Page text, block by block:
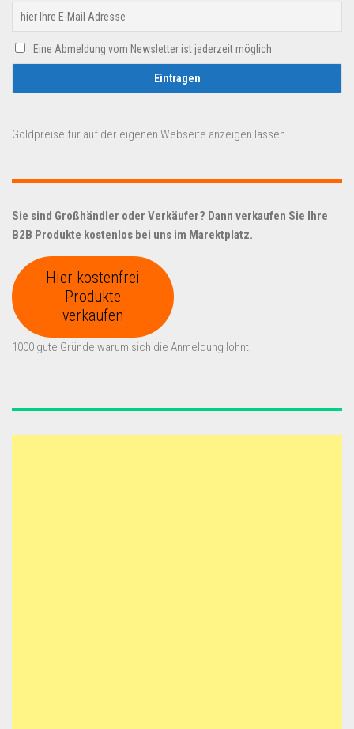
Eine Abmeldung vom Newsletter ist jederzeit möglich.
Goldpreise für auf der eigenen Webseite anzeigen lassen.
Sie sind Großhändler oder Verkäufer? Dann verkaufen Sie Ihre
B2B Produkte kostenlos bei uns im Marektplatz.
Hier kostenfrei
Produkte
verkaufen
1000 gute Gründe warum sich die Anmeldung lohnt.